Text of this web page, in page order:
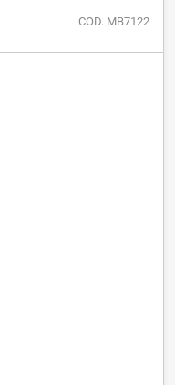
COD. MB7122